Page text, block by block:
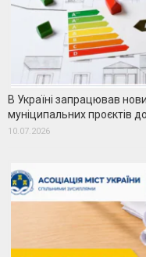
В Україні запрацював
муніципальних проєктів
10.07.2026